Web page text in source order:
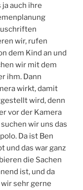
ja auch ihre
wir, rufen
dem Kind an und
wir mit dem
ihm. Dann
wirkt, damit
wird, denn
vor der Kamera
wir uns das
Da ist Ben
und das war ganz
die Sachen
ist, und da
sehr gerne